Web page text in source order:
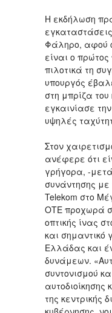
Η εκδήλωση
Φάληρο, αφού
είναι ο
πιλοτικά τη
υπουργός
στη μπρίζα
εγκαινίασε
υψηλές
Στον
ανέφερε ότι
γρήγορα, -
συνάντησης με
Telekom στο
ΟΤΕ προχωρά
οπτικής ίνας
και σημαντικό
Ελλάδας και
δυνάμεων.
συντονισμού
αυτοδιοίκησης
της κεντρικής